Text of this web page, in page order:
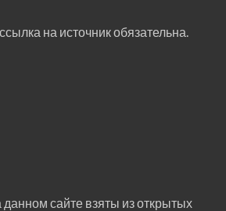
на источник обязательна.
сайте взяты из открытых